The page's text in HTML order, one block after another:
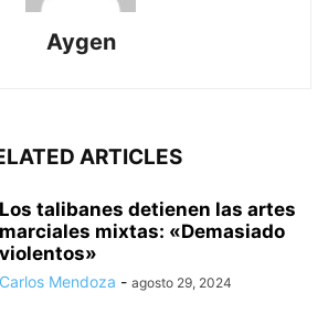
Aygen
ARTICLES
Los talibanes detienen las artes
marciales mixtas: «Demasiado
violentos»
Carlos Mendoza - agosto 29, 2024